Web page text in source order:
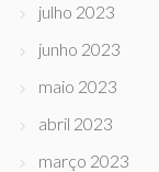
julho 2023
junho 2023
maio 2023
abril 2023
março 2023